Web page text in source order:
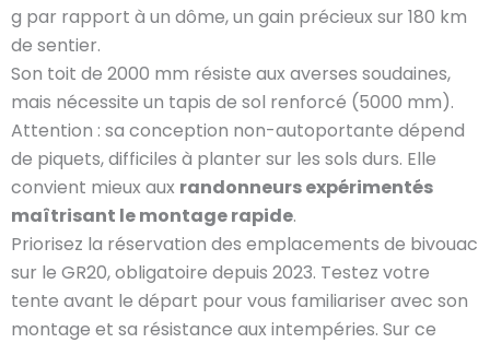
g par rapport à un dôme, un gain précieux sur 180 km
de sentier.
Son toit de 2000 mm résiste aux averses soudaines,
mais nécessite un tapis de sol renforcé (5000 mm).
Attention : sa conception non-autoportante dépend
de piquets, difficiles à planter sur les sols durs. Elle
convient mieux aux randonneurs expérimentés
maîtrisant le montage rapide.
Priorisez la réservation des emplacements de bivouac
sur le GR20, obligatoire depuis 2023. Testez votre
tente avant le départ pour vous familiariser avec son
montage et sa résistance aux intempéries. Sur ce